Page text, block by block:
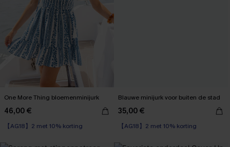
One More Thing bloemenminijurk
46,00 €
【AG18】2 met 10% korting
Blauwe minijurk voor buiten de stad
35,00 €
【AG18】2 met 10% korting